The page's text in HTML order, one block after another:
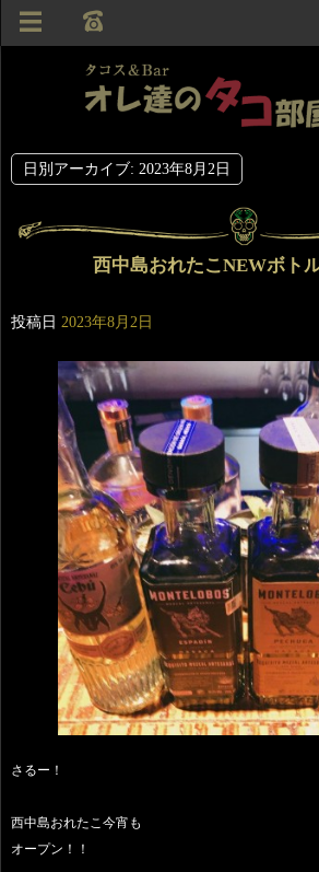
日別アーカイブ: 2023年8月2日
西中島おれたこNEWボト
投稿日 2023年8月2日
さるー！
西中島おれたこ今宵も
オープン！！